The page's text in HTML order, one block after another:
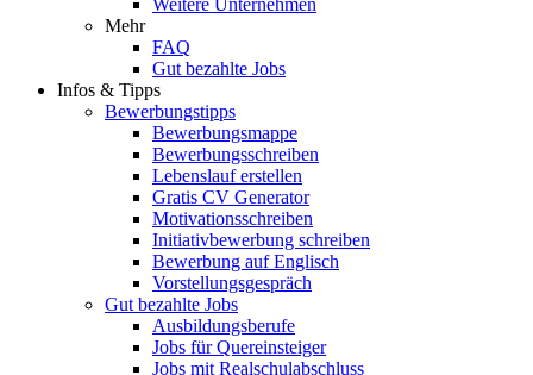
Weitere Unternehmen
Mehr
FAQ
Gut bezahlte Jobs
Infos & Tipps
Bewerbungstipps
Bewerbungsmappe
Bewerbungsschreiben
Lebenslauf erstellen
Gratis CV Generator
Motivationsschreiben
Initiativbewerbung schreiben
Bewerbung auf Englisch
Vorstellungsgespräch
Gut bezahlte Jobs
Ausbildungsberufe
Jobs für Quereinsteiger
Jobs mit Realschulabschluss